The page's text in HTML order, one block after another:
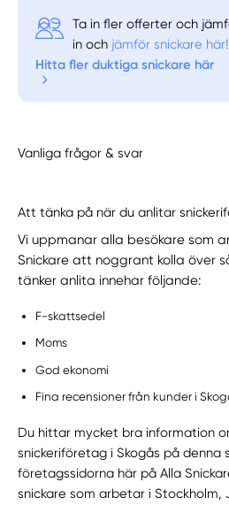
Ta in fler offerter och
in och jämför snickare här!
Hitta fler duktiga snickare här
Vanliga frågor & svar
Att tänka på när du anlitar
Vi uppmanar alla besökare som
Snickare att noggrant kolla över
tänker anlita innehar följande:
F-skattsedel
Moms
God ekonomi
Fina recensioner från kunder i
Du hittar mycket bra information
snickeriföretag i Skogås på denna
företagssidorna här på Alla
snickare som arbetar i Stockholm,